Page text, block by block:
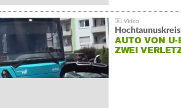
AUTO VON U-
ZWEI